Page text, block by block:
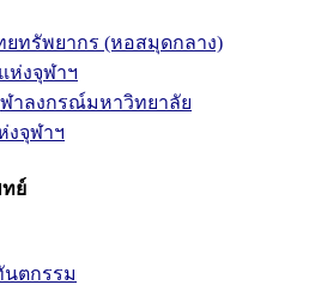
ยทรัพยากร (หอสมุดกลาง)
ห่งจุฬาฯ
าลงกรณ์มหาวิทยาลัย
งจุฬาฯ
ย์
นตกรรม